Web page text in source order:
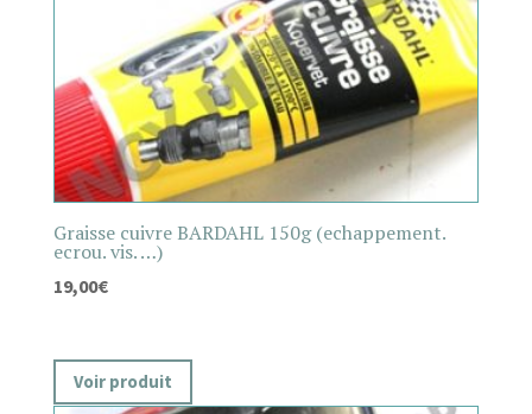
Graisse cuivre BARDAHL 150g (echappement.
ecrou. vis. …)
19,00€
Voir produit